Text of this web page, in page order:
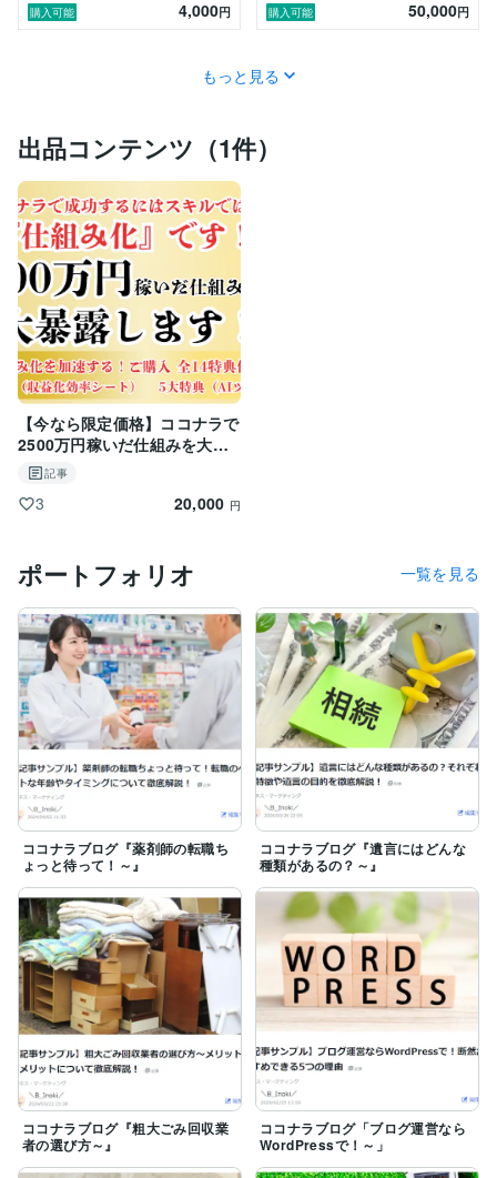
・記事執筆であれば文字数の目安
・画像などの提供（相談）
・ワードプレスの入稿・丸投げOK（相談）
せていただきます。
購入可能 4,000円 購入可能 50,000円
もっと見る
出品コンテンツ（1件）
【今なら限定価格】ココナラで
2500万円稼いだ仕組みを大暴
露！【ご購入9大特典+5大GPT
s付き】
記事
3 20,000 円
ポートフォリオ 一覧を見る
ココナラブログ『薬剤師の転職ち
ょっと待って！～』
ココナラブログ『遺言にはどんな
種類があるの？～』
ココナラブログ『粗大ごみ回収業
者の選び方～』
ココナラブログ「ブログ運営なら
WordPressで！～」